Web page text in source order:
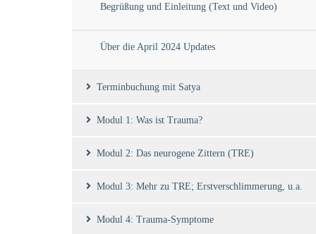
Begrüßung und Einleitung (Text und Video)
Über die April 2024 Updates
Terminbuchung mit Satya
Modul 1: Was ist Trauma?
Modul 2: Das neurogene Zittern (TRE)
Modul 3: Mehr zu TRE; Erstverschlimmerung, u.a.
Modul 4: Trauma-Symptome